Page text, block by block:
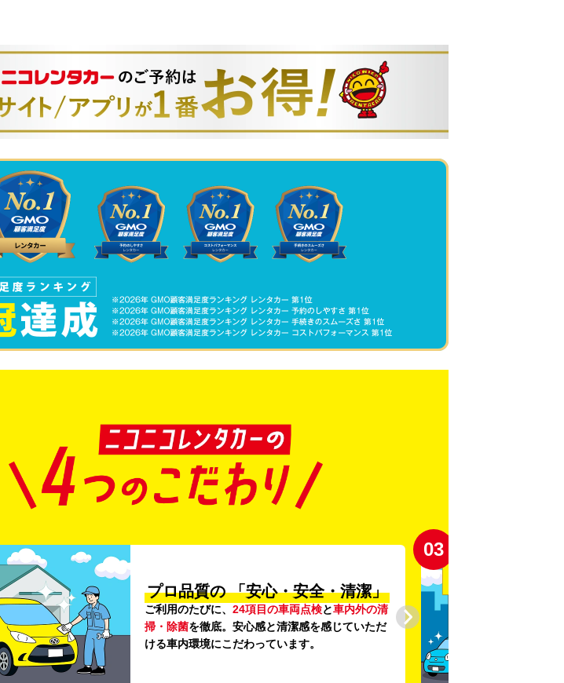
プロ品質の 「安心・安全・清潔」
ご利用のたびに、 24項目の車両点検と車内外の清
掃・除菌を徹底。安心感と清潔感を感じていただ
ける車内環境にこだわっています。
03